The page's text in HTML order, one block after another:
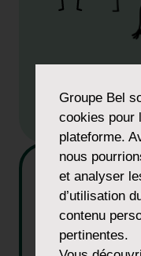
Groupe Bel
cookies pour
plateforme.
nous
et analyser
d’utilisation
contenu
pertinentes.